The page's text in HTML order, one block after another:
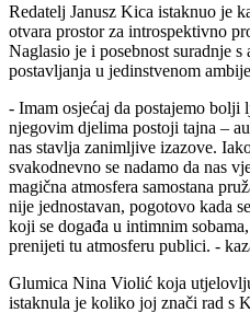
Redatelj Janusz Kica istaknuo je
otvara prostor za introspektivno
Naglasio je i posebnost suradnje
postavljanja u jedinstvenom
- Imam osjećaj da postajemo
njegovim djelima postoji tajna –
nas stavlja zanimljive izazove.
svakodnevno se nadamo da nas
magična atmosfera samostana
nije jednostavan, pogotovo kada
koji se događa u intimnim
prenijeti tu atmosferu publici. -
Glumica Nina Violić koja
istaknula je koliko joj znači rad s